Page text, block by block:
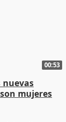
00:53
nuevas
mujeres